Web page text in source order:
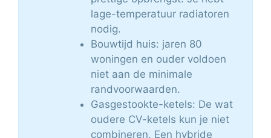
lage-temperatuur radiatoren
nodig.
Bouwtijd huis: jaren 80
woningen en ouder voldoen
niet aan de minimale
randvoorwaarden.
Gasgestookte-ketels: De wat
oudere CV-ketels kun je niet
combineren. Een hybride